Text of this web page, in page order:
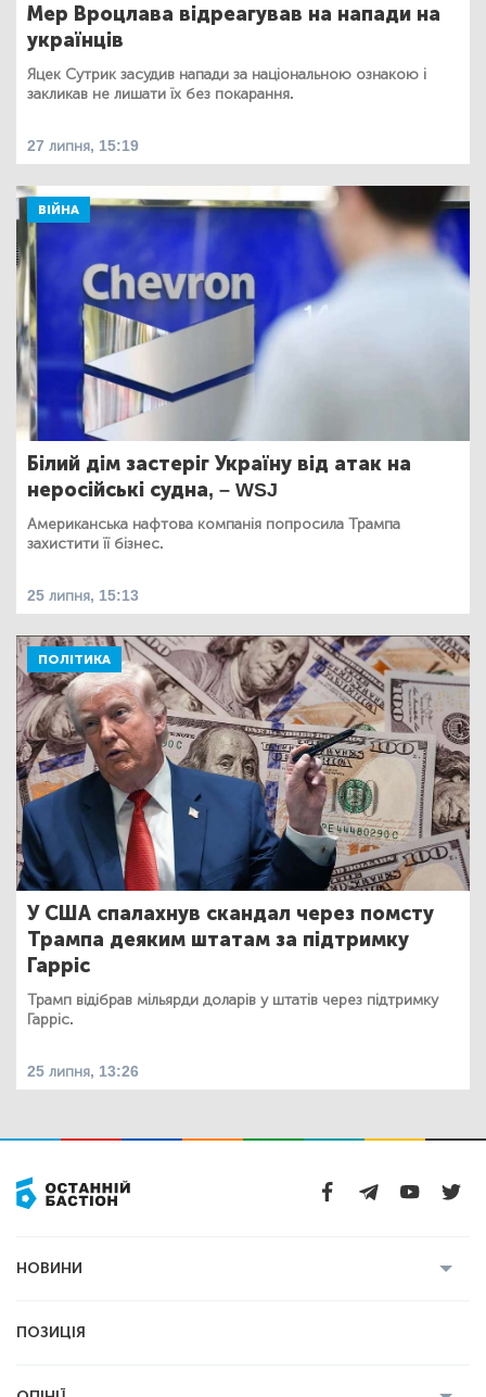
Мер Вроцлава відреагував на напади на
українців
Яцек Сутрик засудив напади за національною ознакою і
закликав не лишати їх без покарання.
27 липня, 15:19
ВІЙНА
Білий дім застеріг Україну від атак на
неросійські судна, – WSJ
Американська нафтова компанія попросила Трампа
захистити її бізнес.
25 липня, 15:13
ПОЛІТИКА
У США спалахнув скандал через помсту
Трампа деяким штатам за підтримку
Гарріс
Трамп відібрав мільярди доларів у штатів через підтримку
Гарріс.
25 липня, 13:26
НОВИНИ
ПОЗИЦІЯ